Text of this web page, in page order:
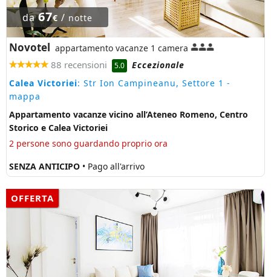
da67€ /notte
Novotel appartamento vacanze 1 camera
88 recensioni 5.0
Eccezionale
Calea Victoriei: Str Ion Campineanu, Settore 1 -
mappa
Appartamento vacanze vicino all’Ateneo Romeno, Centro
Storico e Calea Victoriei
2 persone sono guardando proprio ora
SENZA ANTICIPO • Pago all'arrivo
OFFERTA